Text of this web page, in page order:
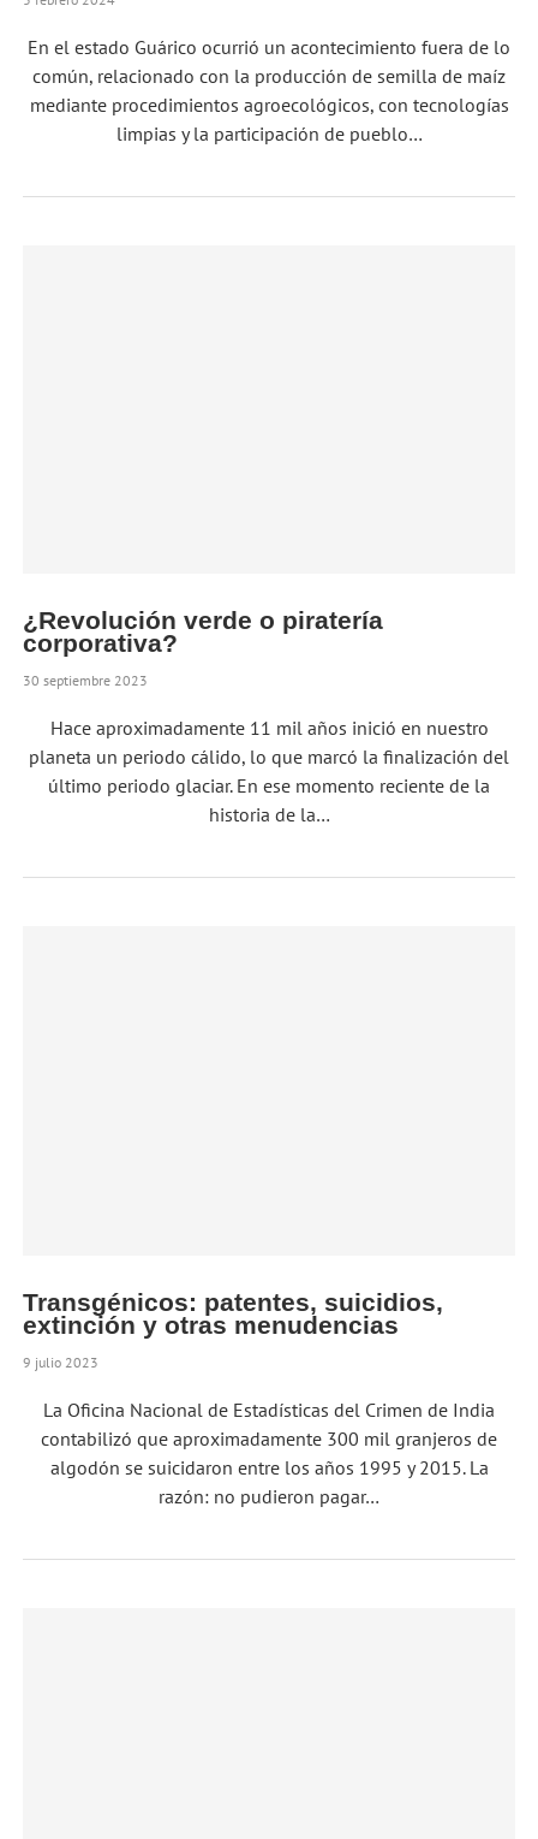
En el estado Guárico ocurrió un acontecimiento fuera de lo
común, relacionado con la producción de semilla de maíz
mediante procedimientos agroecológicos, con tecnologías
limpias y la participación de pueblo…
¿Revolución verde o piratería
corporativa?
30 septiembre 2023
Hace aproximadamente 11 mil años inició en nuestro
planeta un periodo cálido, lo que marcó la finalización del
último periodo glaciar. En ese momento reciente de la
historia de la…
Transgénicos: patentes, suicidios,
extinción y otras menudencias
9 julio 2023
La Oficina Nacional de Estadísticas del Crimen de India
contabilizó que aproximadamente 300 mil granjeros de
algodón se suicidaron entre los años 1995 y 2015. La
razón: no pudieron pagar…